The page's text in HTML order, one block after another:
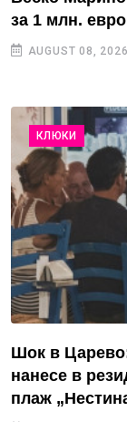
за 1 млн. евро
AUGUST 08, 2026
КЛЮКИ
Шок в
нанесе в
плаж